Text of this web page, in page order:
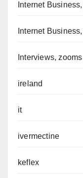
Internet
Internet
Interviews, zooms
ireland
it
ivermectine
keflex